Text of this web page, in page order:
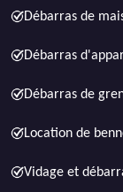
Débarras de
Débarras
Débarras de
Location de
Vidage et